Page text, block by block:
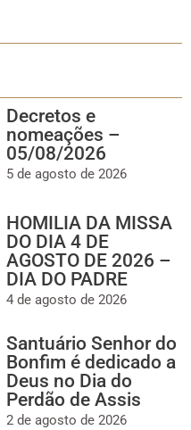
Decretos e
nomeações –
05/08/2026
5 de agosto de 2026
HOMILIA DA MISSA
DO DIA 4 DE
AGOSTO DE 2026 –
DIA DO PADRE
4 de agosto de 2026
Santuário Senhor do
Bonfim é dedicado a
Deus no Dia do
Perdão de Assis
2 de agosto de 2026